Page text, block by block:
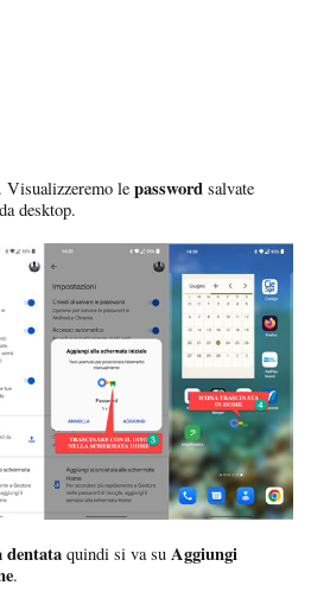
. Visualizzeremo le password salvate
da desktop.
dentata quindi si va su Aggiungi
.